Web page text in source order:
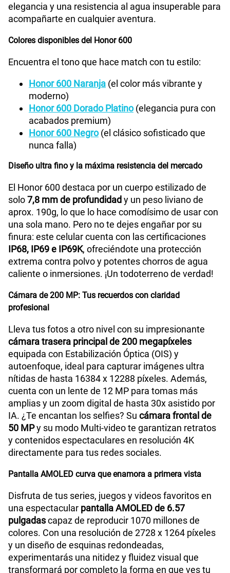
elegancia y una resistencia al agua insuperable para
acompañarte en cualquier aventura.
Colores disponibles del Honor 600
Encuentra el tono que hace match con tu estilo:
Honor 600 Naranja (el color más vibrante y
moderno)
Honor 600 Dorado Platino(elegancia pura con
acabados premium)
Honor 600 Negro(el clásico sofisticado que
nunca falla)
Diseño ultra fino y la máxima resistencia del mercado
El Honor 600 destaca por un cuerpo estilizado de
solo7,8 mm de profundidady un peso liviano de
aprox. 190g, lo que lo hace comodísimo de usar con
una sola mano. Pero no te dejes engañar por su
finura: este celular cuenta con las certificaciones
IP68, IP69 e IP69K, ofreciéndote una protección
extrema contra polvo y potentes chorros de agua
caliente o inmersiones. ¡Un todoterreno de verdad!
Cámara de 200 MP: Tus recuerdos con claridad
profesional
Lleva tus fotos a otro nivel con su impresionante
cámara trasera principal de 200 megapíxeles
equipada con Estabilización Óptica (OIS) y
autoenfoque, ideal para capturar imágenes ultra
nítidas de hasta 16384 x 12288 píxeles. Además,
cuenta con un lente de 12 MP para tomas más
amplias y un zoom digital de hasta 30x asistido por
IA. ¿Te encantan los selfies? Su cámara frontal de
50 MPy su modo Multi-video te garantizan retratos
y contenidos espectaculares en resolución 4K
directamente para tus redes sociales.
Pantalla AMOLED curva que enamora a primera vista
Disfruta de tus series, juegos y videos favoritos en
una espectacular pantalla AMOLED de 6.57
pulgadascapaz de reproducir 1070 millones de
colores. Con una resolución de 2728 x 1264 píxeles
y un diseño de esquinas redondeadas,
experimentarás una nitidez y fluidez visual que
transformará por completo la forma en que ves tu